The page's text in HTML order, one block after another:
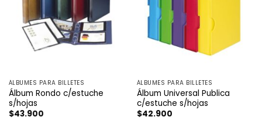
ÁLBUMES PARA BILLETES
Álbum Rondo c/estuche
s/hojas
$43.900
ÁLBUMES PARA BILLETES
Álbum Universal Publica
c/estuche s/hojas
$42.900